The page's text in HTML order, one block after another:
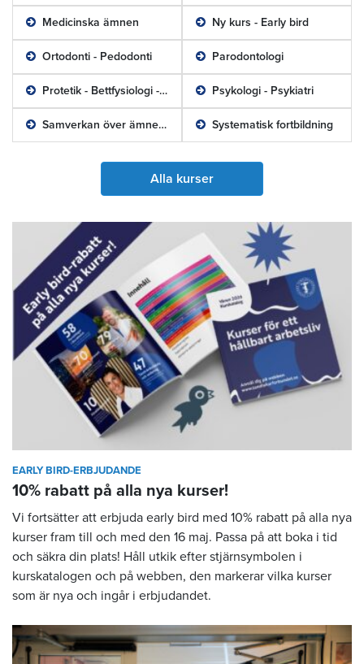
Medicinska ämnen Ny kurs - Early bird
Ortodonti - Pedodonti Parodontologi
Protetik - Bettfysiologi - Teknologi Psykologi - Psykiatri
Samverkan över ämnesområden Systematisk fortbildning
Alla kurser
EARLY BIRD-ERBJUDANDE
10% rabatt på alla nya kurser!
Vi fortsätter att erbjuda early bird med 10% rabatt på alla nya
kurser fram till och med den 16 maj. Passa på att boka i tid
och säkra din plats! Håll utkik efter stjärnsymbolen i
kurskatalogen och på webben, den markerar vilka kurser
som är nya och ingår i erbjudandet.